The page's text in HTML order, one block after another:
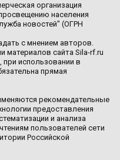
организация
населения
новостей" (ОГРН
с мнением авторов.
материалов сайта Sila-rf.ru
при использовании в
прямая
рекомендательные
предоставления
и анализа
пользователей сети
Российской